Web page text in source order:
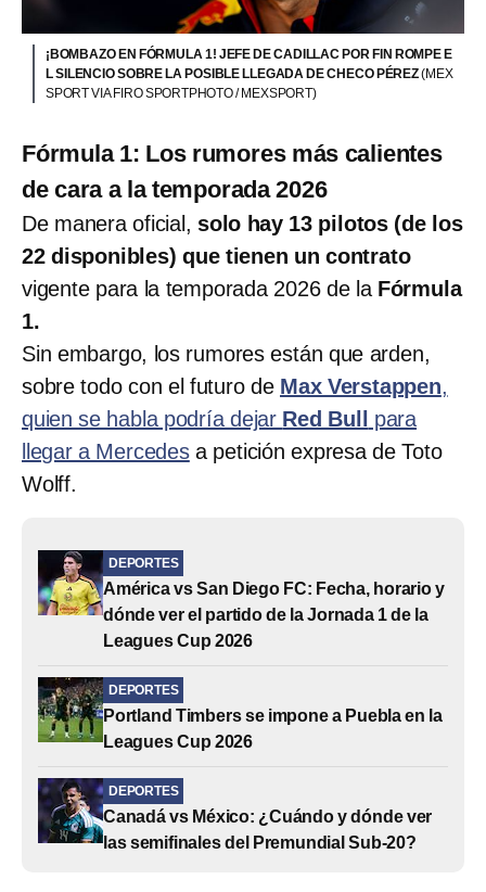
¡BOMBAZO EN FÓRMULA 1! JEFE DE CADILLAC POR FIN ROMPE E
L SILENCIO SOBRE LA POSIBLE LLEGADA DE CHECO PÉREZ(MEX
SPORT VIA FIRO SPORTPHOTO / MEXSPORT)
Fórmula 1: Los rumores más calientes
de cara a la temporada 2026
De manera oficial, solo hay 13 pilotos (de los
22 disponibles) que tienen un contrato
vigente para la temporada 2026 de la Fórmula
1.
Sin embargo, los rumores están que arden,
sobre todo con el futuro de Max Verstappen,
quien se habla podría dejar Red Bull para
llegar a Mercedesa petición expresa de Toto
Wolff.
DEPORTES
América vs San Diego FC: Fecha, horario y
dónde ver el partido de la Jornada 1 de la
Leagues Cup 2026
DEPORTES
Portland Timbers se impone a Puebla en la
Leagues Cup 2026
DEPORTES
Canadá vs México: ¿Cuándo y dónde ver
las semifinales del Premundial Sub-20?